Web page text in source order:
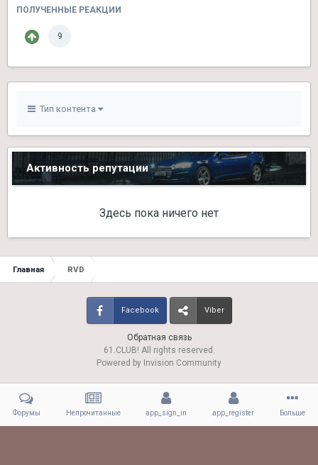
ПОЛУЧЕННЫЕ РЕАКЦИИ
9
Тип контента
Активность репутации
Здесь пока ничего нет
Главная RVD
Обратная связь
Facebook Viber
61.CLUB! All rights reserved.
Powered by Invision Community
Форумы Непрочитанные app_sign_in app_register Больше